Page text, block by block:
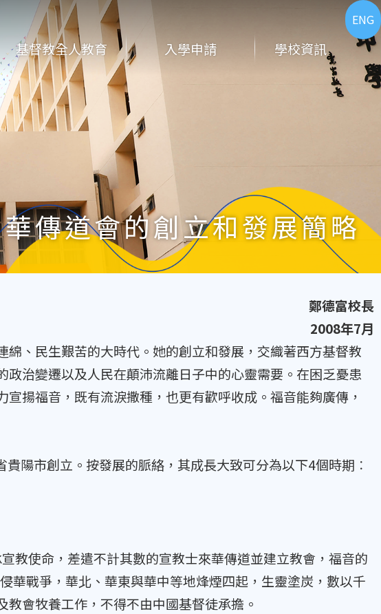
ENG
基督教全人教育 入學申請 學校資訊
傳道會的創立和發展簡略
鄭德富校長
2008年7月
、民生艱苦的大時代。她的創立和發展，交織著西方基督教
治變遷以及人民在顛沛流離日子中的心靈需要。在困乏憂患
揚福音，既有流淚撒種，也更有歡呼收成。福音能夠廣傳，
陽市創立。按發展的脈絡，其成長大致可分為以下4個時期︰
教使命，差遣不計其數的宣教士來華傳道並建立教會，福音的
華戰爭，華北、華東與華中等地烽煙四起，生靈塗炭，數以千
會牧養工作，不得不由中國基督徒承擔。